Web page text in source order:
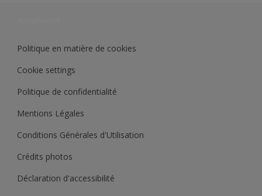
Politique en matière de cookies
Cookie settings
Politique de confidentialité
Mentions Légales
Conditions Générales d'Utilisation
Crédits photos
Déclaration d'accessibilité